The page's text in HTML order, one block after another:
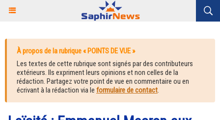
À propos de la rubrique « POINTS DE VUE »
Les textes de cette rubrique sont signés par des contributeurs
extérieurs. Ils expriment leurs opinions et non celles de la
rédaction. Partagez votre point de vue en commentaire ou en
écrivant à la rédaction via le formulaire de contact.